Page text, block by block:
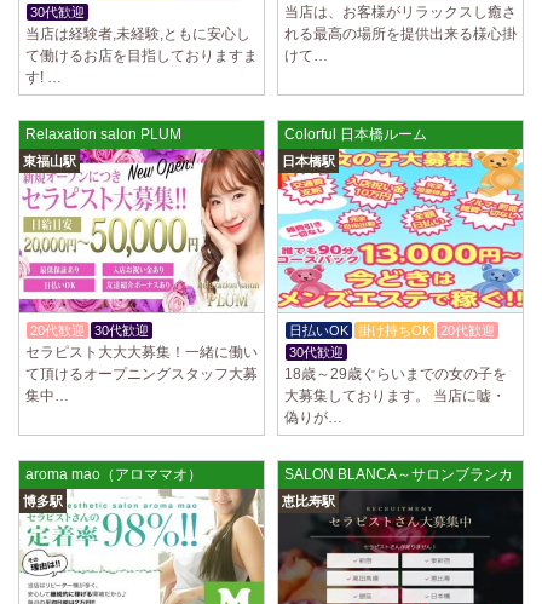
30代歓迎
当店は経験者,未経験,ともに安心し
て働けるお店を目指しておりますま
す! …
当店は、お客様がリラックスし癒さ
れる最高の場所を提供出来る様心掛
けて…
Relaxation salon PLUM
東福山駅
20代歓迎 30代歓迎
セラピスト大大大募集！一緒に働い
て頂けるオープニングスタッフ大募
集中…
Colorful 日本橋ルーム
日本橋駅
日払いOK 掛け持ちOK
20代歓迎
30代歓迎
18歳～29歳ぐらいまでの女の子を
大募集しております。 当店に嘘・
偽りが…
aroma mao（アロママオ）
博多駅
SALON BLANCA～サロンブランカ 恵
恵比寿駅